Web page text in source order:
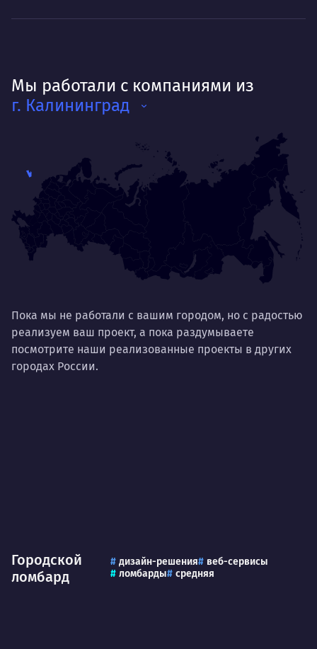
Мы работали с компаниями из
г. Калининград
Пока мы не работали с вашим городом, но с радостью
реализуем ваш проект, а пока раздумываете
посмотрите наши реализованные проекты в других
городах России.
Городской
ломбард
дизайн-решения
веб-сервисы
ломбарды
средняя